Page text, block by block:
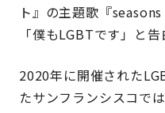
ト』の主題歌『
「僕もLGBTです」と告
2020年に開催された
たサンフランシスコで